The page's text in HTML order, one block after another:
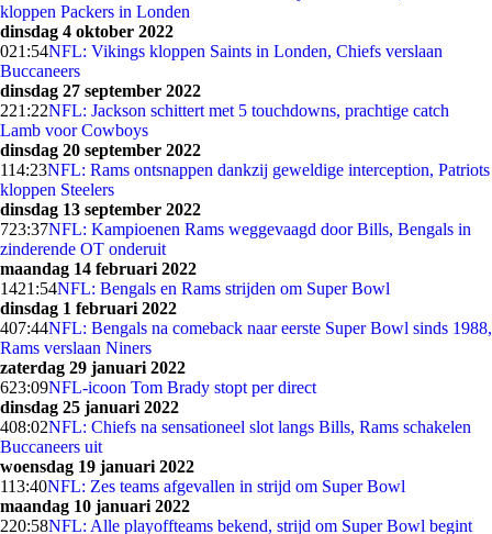
kloppen Packers in Londen
dinsdag 4 oktober 2022
021:54NFL: Vikings kloppen Saints in Londen, Chiefs verslaan
Buccaneers
dinsdag 27 september 2022
221:22NFL: Jackson schittert met 5 touchdowns, prachtige catch
Lamb voor Cowboys
dinsdag 20 september 2022
114:23NFL: Rams ontsnappen dankzij geweldige interception, Patriots
kloppen Steelers
dinsdag 13 september 2022
723:37NFL: Kampioenen Rams weggevaagd door Bills, Bengals in
zinderende OT onderuit
maandag 14 februari 2022
1421:54NFL: Bengals en Rams strijden om Super Bowl
dinsdag 1 februari 2022
407:44NFL: Bengals na comeback naar eerste Super Bowl sinds 1988,
Rams verslaan Niners
zaterdag 29 januari 2022
623:09NFL-icoon Tom Brady stopt per direct
dinsdag 25 januari 2022
408:02NFL: Chiefs na sensationeel slot langs Bills, Rams schakelen
Buccaneers uit
woensdag 19 januari 2022
113:40NFL: Zes teams afgevallen in strijd om Super Bowl
maandag 10 januari 2022
220:58NFL: Alle playoffteams bekend, strijd om Super Bowl begint